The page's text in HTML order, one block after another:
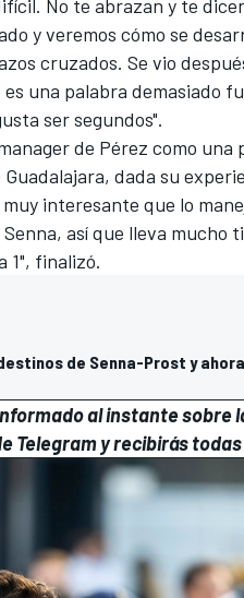
No te abrazan y te
y veremos cómo se
cruzados. Se vio
una palabra demasiado
ser segundos".
de Pérez como
dada su
interesante que lo
así que lleva mucho
1", finalizó.
de Senna-Prost y
al instante sobre
Telegramy recibirás